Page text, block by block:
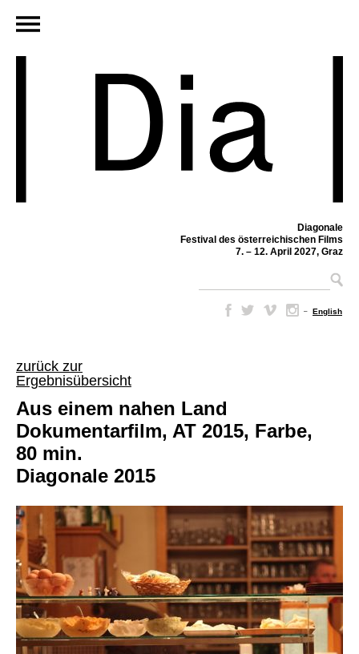
Diagonale
Festival des österreichischen Films
7. – 12. April 2027, Graz
– English
zurück zur
Ergebnisübersicht
Aus einem nahen Land
Dokumentarfilm, AT 2015, Farbe,
80 min.
Diagonale 2015